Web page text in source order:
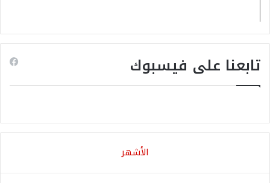
تابعنا على فيسبوك
الأشهر